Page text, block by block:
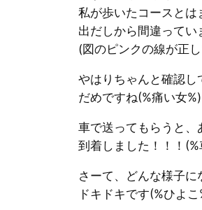
私が歩いたコースとは
出だしから間違って
(図のピンクの線が正
やはりちゃんと確認し
だめですね(%痛い女%)
車で送ってもらうと、
到着しました！！！(%
さーて、どんな様子に
ドキドキです(%ひよこ